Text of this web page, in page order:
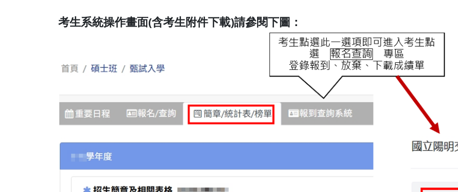
考生系統操作畫面(含考生附件下載)請參閱下圖：